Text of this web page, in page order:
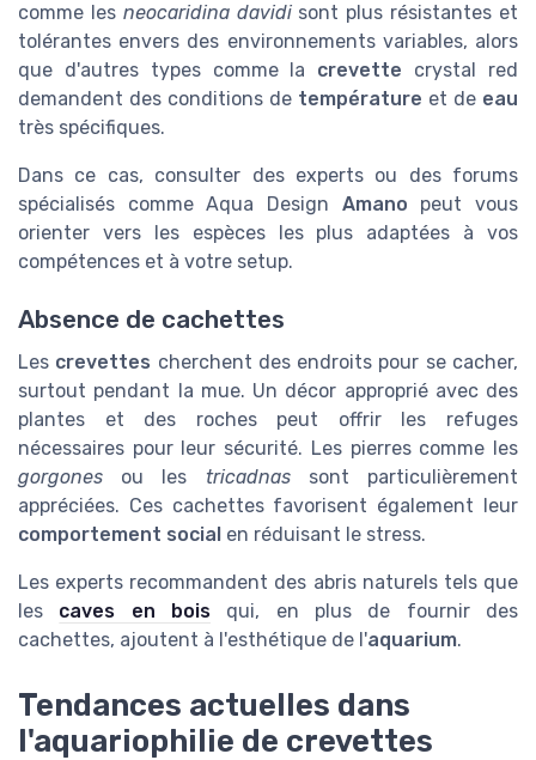
comme les neocaridina davidisont plus résistantes et
tolérantes envers des environnements variables, alors
que d'autres types comme la crevette crystal red
demandent des conditions de température et de eau
très spécifiques.
Dans ce cas, consulter des experts ou des forums
spécialisés comme Aqua Design Amano peut vous
orienter vers les espèces les plus adaptées à vos
compétences et à votre setup.
Absence de cachettes
Les crevettes cherchent des endroits pour se cacher,
surtout pendant la mue. Un décor approprié avec des
plantes et des roches peut offrir les refuges
nécessaires pour leur sécurité. Les pierres comme les
gorgones ou les tricadnassont particulièrement
appréciées. Ces cachettes favorisent également leur
comportement social en réduisant le stress.
Les experts recommandent des abris naturels tels que
les caves en bois qui, en plus de fournir des
cachettes, ajoutent à l'esthétique de l'aquarium.
Tendances actuelles dans
l'aquariophilie de crevettes